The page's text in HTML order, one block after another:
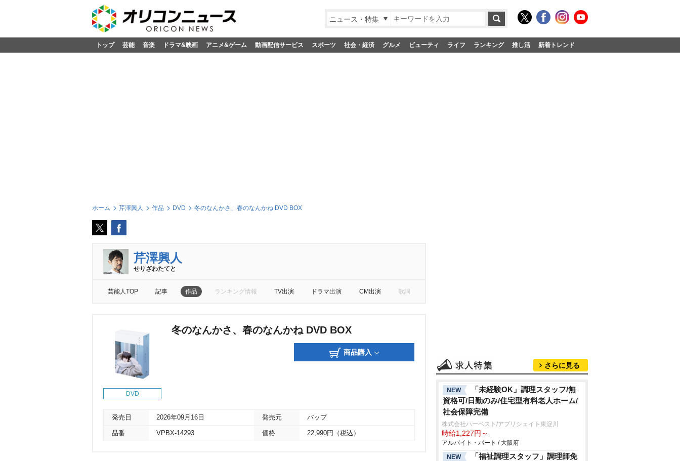
ニュース・特集
トップ 芸能 音楽 ドラマ&映画 アニメ&ゲーム 動画配信サービス スポーツ 社会・経済 グルメ ビューティ ライフ ランキング 推し活 新着トレンド
ホーム 芹澤興人 作品 DVD 冬のなんかさ、春のなんかね DVD BOX
芹澤興人
せりざわたてと
芸能人TOP 記事 作品 ランキング情報 TV出演 ドラマ出演 CM出演 歌詞
DVD
冬のなんかさ、春のなんかね DVD BOX
商品購入
発売日 2026年09月16日 発売元 バップ
品番 VPBX-14293 価格 22,990円（税込）
さらに見る
NEW
「未経験OK」調理スタッフ/無
資格可/日勤のみ/住宅型有料老人ホーム/
社会保障完備
株式会社ハーベスト/アプリシェイト東淀川
時給1,227円～
アルバイト・パート / 大阪府
NEW
「福祉調理スタッフ」調理師免